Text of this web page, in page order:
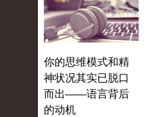
你的思维模式和精
神状况其实已脱口
而出——语言背后
的动机